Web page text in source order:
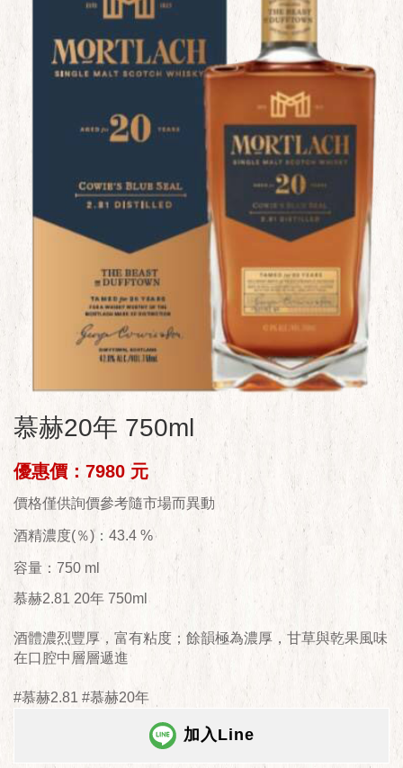
慕赫20年 750ml
優惠價：7980 元
價格僅供詢價參考隨市場而異動
酒精濃度(％)：43.4 %
容量：750 ml
慕赫2.81 20年 750ml
酒體濃烈豐厚，富有粘度；餘韻極為濃厚，甘草與乾果風味
在口腔中層層遞進
#慕赫2.81 #慕赫20年
加入Line